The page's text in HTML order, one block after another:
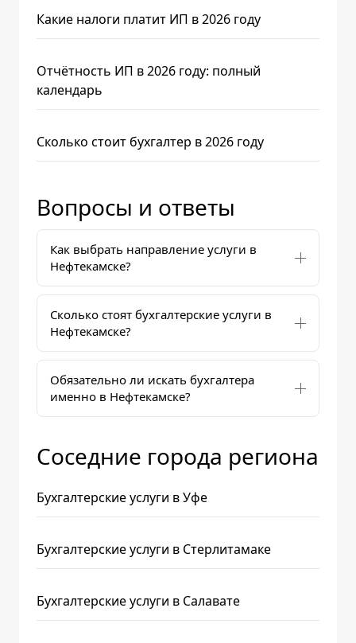
Какие налоги платит ИП в 2026 году
Отчётность ИП в 2026 году: полный
календарь
Сколько стоит бухгалтер в 2026 году
Вопросы и ответы
Как выбрать направление услуги в
Нефтекамске?
Сколько стоят бухгалтерские услуги в
Нефтекамске?
Обязательно ли искать бухгалтера
именно в Нефтекамске?
Соседние города региона
Бухгалтерские услуги в Уфе
Бухгалтерские услуги в Стерлитамаке
Бухгалтерские услуги в Салавате